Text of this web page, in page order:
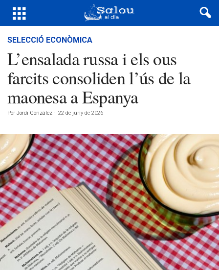
SELECCIÓ ECONÒMICA
L’ensalada russa i els ous
farcits consoliden l’ús de la
maonesa a Espanya
Por Jordi González - 22 de juny de 2026